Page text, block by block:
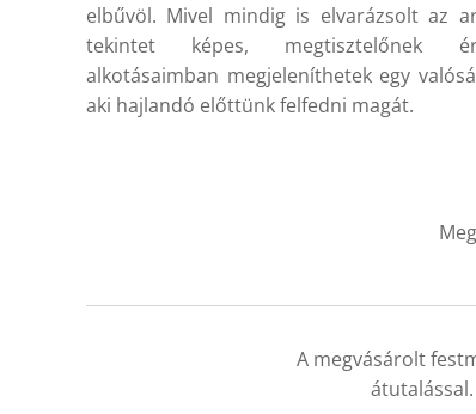
elbűvöl. Mivel mindig is elvarázsolt az
tekintet képes, megtisztelőnek
alkotásaimban megjeleníthetek egy
aki hajlandó előttünk felfedni magát.
A megvásárolt